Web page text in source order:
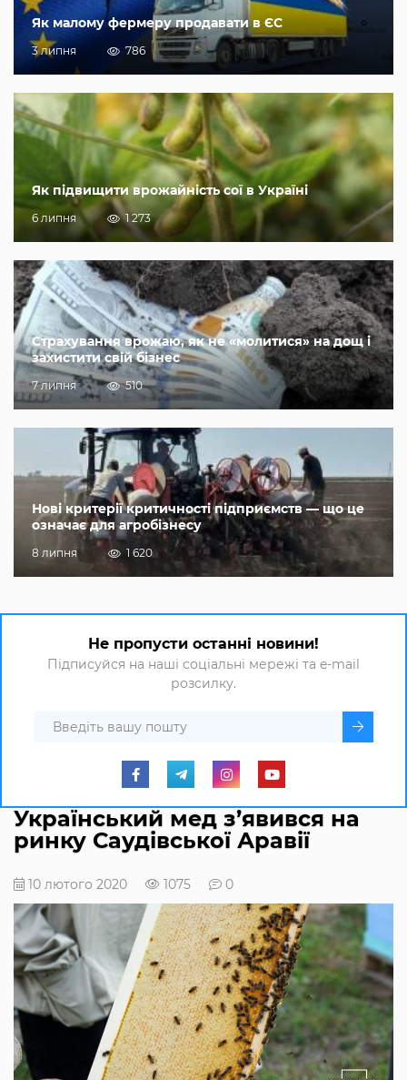
Як малому фермеру продавати в ЄС
3 липня 786
Як підвищити врожайність сої в Україні
6 липня 1 273
Страхування врожаю, як не «молитися» на дощ і
захистити свій бізнес
7 липня 510
Нові критерії критичності підприємств — що це
означає для агробізнесу
8 липня 1 620
Не пропусти останні новини!
Підписуйся на наші соціальні мережі та e-mail
розсилку.
Український мед з’явився на
ринку Саудівської Аравії
10 лютого 2020 1075 0